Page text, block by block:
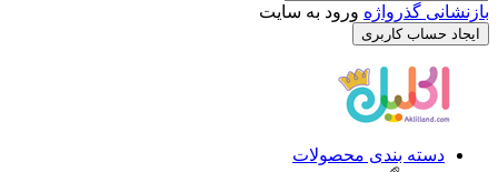
بازنشانی گذرواژه ورود به سایت
ایجاد حساب کاربری
دسته بندی محصولات